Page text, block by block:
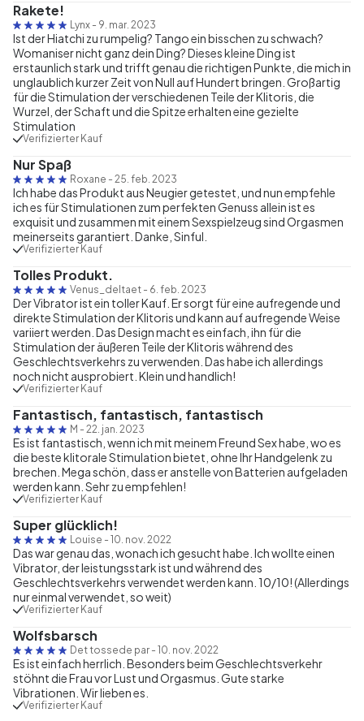
Rakete!
Lynx - 9. mar. 2023
Ist der Hiatchi zu rumpelig? Tango ein bisschen zu schwach?
Womaniser nicht ganz dein Ding? Dieses kleine Ding ist
erstaunlich stark und trifft genau die richtigen Punkte, die mich in
unglaublich kurzer Zeit von Null auf Hundert bringen. Großartig
für die Stimulation der verschiedenen Teile der Klitoris, die
Wurzel, der Schaft und die Spitze erhalten eine gezielte
Stimulation
Verifizierter Kauf
Nur Spaß
Roxane - 25. feb. 2023
Ich habe das Produkt aus Neugier getestet, und nun empfehle
ich es für Stimulationen zum perfekten Genuss allein ist es
exquisit und zusammen mit einem Sexspielzeug sind Orgasmen
meinerseits garantiert. Danke, Sinful.
Verifizierter Kauf
Tolles Produkt.
Venus_deltaet - 6. feb. 2023
Der Vibrator ist ein toller Kauf. Er sorgt für eine aufregende und
direkte Stimulation der Klitoris und kann auf aufregende Weise
variiert werden. Das Design macht es einfach, ihn für die
Stimulation der äußeren Teile der Klitoris während des
Geschlechtsverkehrs zu verwenden. Das habe ich allerdings
noch nicht ausprobiert. Klein und handlich!
Verifizierter Kauf
Fantastisch, fantastisch, fantastisch
M - 22. jan. 2023
Es ist fantastisch, wenn ich mit meinem Freund Sex habe, wo es
die beste klitorale Stimulation bietet, ohne Ihr Handgelenk zu
brechen. Mega schön, dass er anstelle von Batterien aufgeladen
werden kann. Sehr zu empfehlen!
Verifizierter Kauf
Super glücklich!
Louise - 10. nov. 2022
Das war genau das, wonach ich gesucht habe. Ich wollte einen
Vibrator, der leistungsstark ist und während des
Geschlechtsverkehrs verwendet werden kann. 10/10! (Allerdings
nur einmal verwendet, so weit)
Verifizierter Kauf
Wolfsbarsch
Det tossede par - 10. nov. 2022
Es ist einfach herrlich. Besonders beim Geschlechtsverkehr
stöhnt die Frau vor Lust und Orgasmus. Gute starke
Vibrationen. Wir lieben es.
Verifizierter Kauf